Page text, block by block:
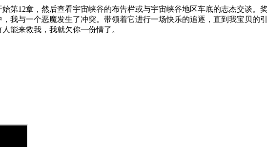
始第12章，然后查看宇宙峡谷的布告栏或与宇宙峡谷地区车底的志杰交谈。
我与一个恶魔发生了冲突。 带领着它进行一场快乐的追逐，直到我宝贝的
人能来救我，我就欠你一份情了。